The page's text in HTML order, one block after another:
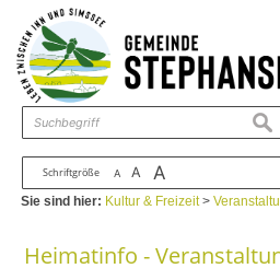
Zum Inhalt ,zur Navigation
Schriftgröße A A A
Sie sind hier: Kultur & Freizeit>
Heimatinfo -